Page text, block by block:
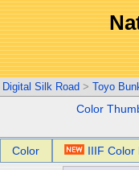
Digital Silk Road > Toyo
Color
Color IIIF Color